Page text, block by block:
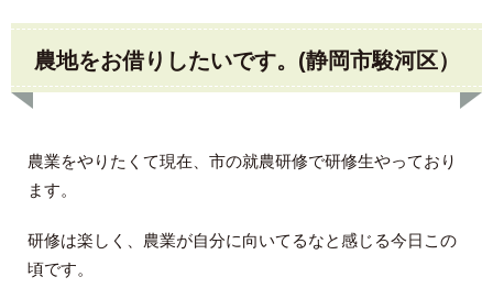
農地をお借りしたいです。(静岡市駿河区）
農業をやりたくて現在、市の就農研修で研修生やっており
ます。
研修は楽しく、農業が自分に向いてるなと感じる今日この
頃です。